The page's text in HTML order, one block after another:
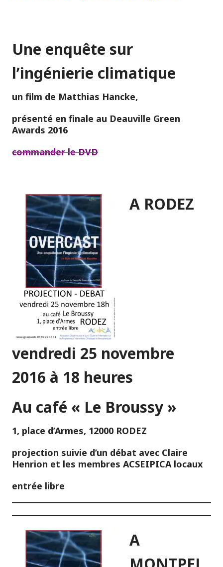
Une enquête sur
l’ingénierie climatique
un film de Matthias Hancke,
présenté en finale au Deauville Green
Awards 2016
commander le DVD
A RODEZ
vendredi 25 novembre
2016 à 18 heures
Au café « Le Broussy »
1, place d’Armes, 12000 RODEZ
projection suivie d’un débat avec Claire
Henrion et les membres ACSEIPICA locaux
entrée libre
A